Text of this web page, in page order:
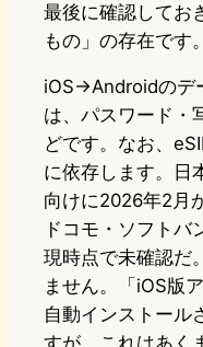
最後に確認してお
もの」の存在です。
iOS→Androidのデ
は、パスワード・
どです。なお、
に依存します。日
向けに2026年2月
ドコモ・ソフトバ
現時点で未確認だ
ません。「iOS版
自動インストール